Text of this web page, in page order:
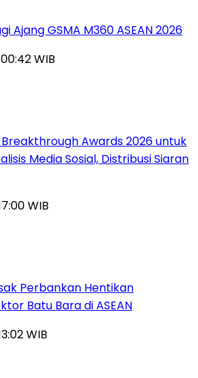
Ajang GSMA M360 ASEAN 2026
WIB
Awards 2026 untuk
Media Sosial, Distribusi Siaran
WIB
Perbankan Hentikan
Batu Bara di ASEAN
WIB